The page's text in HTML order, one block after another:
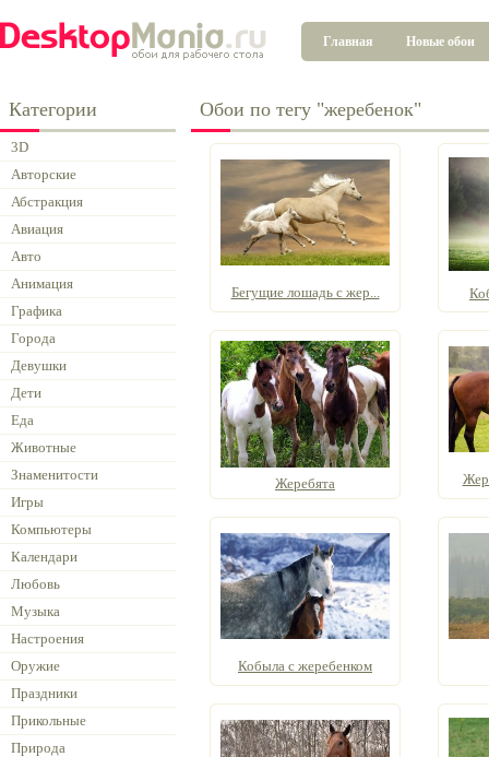
Главная Новые обои
Категории
3D
Авторские
Абстракция
Авиация
Авто
Анимация
Графика
Города
Девушки
Дети
Еда
Животные
Знаменитости
Игры
Компьютеры
Календари
Любовь
Музыка
Настроения
Оружие
Праздники
Прикольные
Природа
Обои по тегу "жеребенок"
Бегущие лошадь с жер...
Жеребята
Кобыла с жеребенком